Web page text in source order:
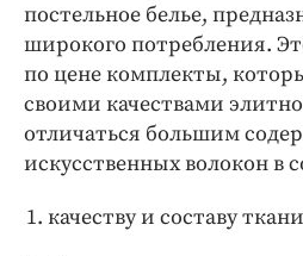
постельное белье,
широкого потребления.
по цене комплекты,
своими качествами
отличаться большим
искусственных волокон в
качеству и составу